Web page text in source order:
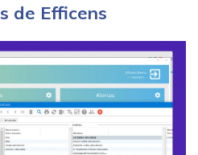
de Efficens